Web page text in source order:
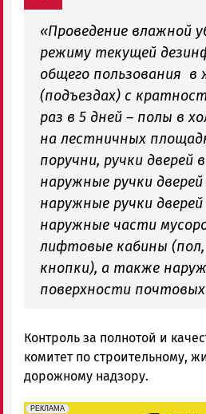
«Проведение влажной
режиму текущей
общего пользования в
(подъездах) с
раз в 5 дней – полы в
на лестничных
поручни, ручки дверей
наружные ручки дверей
наружные ручки
наружные части
лифтовые кабины
кнопки), а также
поверхности
Контроль за полнотой и
комитет по строительному,
дорожному надзору.
erid: 2SDnjeFymr3
РЕКЛАМА
Реклама